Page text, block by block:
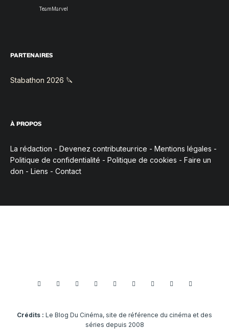
TeamMarvel
PARTENAIRES
Stabathon 2026 🔪
À PROPOS
La rédaction - Devenez contributeur·rice - Mentions légales -
Politique de confidentialité - Politique de cookies - Faire un
don - Liens - Contact
Crédits : Le Blog Du Cinéma, site de référence du cinéma et des
séries depuis 2008